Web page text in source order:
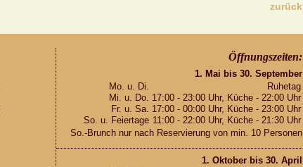
zu­rück
Öff­nungs­zei­ten:
1. Mai bis 30. Sep­tem­ber
Mo. u. Di.
Mi. u. Do.
Fr. u. Sa.
So. u. Fei­er­ta­ge
Ru­he­tag
17:00 - 23:00 Uhr, Küche - 22:00 Uhr
17:00 - 00:00 Uhr, Küche - 23:00 Uhr
11:00 - 22:00 Uhr, Küche - 21:30 Uhr
So.-Brunch nur nach Re­ser­vie­rung von min. 10 Per­so­nen
1. Ok­to­ber bis 30. April